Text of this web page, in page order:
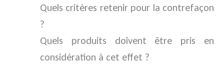
Quels critères retenir pour la contrefaçon
?
Quels produits doivent être pris en
considération à cet effet ?